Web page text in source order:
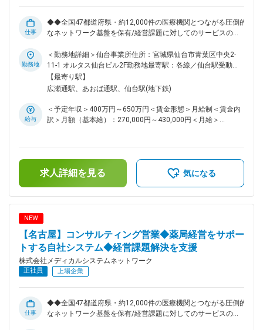
調剤薬局事業・賃貸設備関連事業・給食事業・訪問介護事業
支えるトータルサービス事業を展開しています。地域に根差し
た医療サービスの提供を目指し、医薬連携による細やかな医
国435店舗を展開、医薬品ネットワーク加盟件数は47都道府県
で合計8,912件（2023年8月末）を全国各地で事業を展開して
います。 変更の範囲：会社の定める業務
仕事
◆◆全国47都道府県・約12,000件の医療機関とつながる圧倒的
なネットワーク基盤を保有/経営課題に対してのサービスの提
「経営支援・コンサルティング型営業」へ昇華できるポジショ
ン ◆単なる物売りではなく、薬局・医療機関の経営課題に真正
面から向き合い、地域医療を支える実感を得られる仕事 ■業務
内容 医薬品を取り扱う薬局や医療機関に対し、当社の薬局経
医療機関の経営には、診療・調剤以外にも「医薬品価格交渉」
「支払い業務」「在庫管理」「不動品処理」など多くの負担が
イル 新規開拓もありますが、これまでの繋がりを活かした医
薬品卸会社や紹介会社からの紹介も多くなっています。新規サ
ービスをご案内するため、対面での営業が多くなっています。
（お客様希望でのオンライン商談も有り） 経営状況をヒアリ
培った知見がそのまま強みとして活かせます。商材ありきでは
は20名程のメンバーにて構成されています。社員の多くが中
途入社ということもあり、中途入社の方でもすぐに馴染むこと
ができる社風があります。家庭や育児に対する理解もあります
ので、お子様の行事や急なお迎えなども是非ご相談ください。
また、担当エリアはそれぞれ決まっており、エリアによっては
出張が伴う場合もございます。 ※例：名古屋拠点→東海・北陸
全国450店舗以上を展開する「なの花薬局」を中核に、医薬品
ネットワーク事業・調剤薬局事業を軸とした医療インフラ企業
勤務地
＜勤務地詳細＞仙台事業所住所：宮城県仙台市青葉区中央2-
11-1 オルタス仙台ビル2F勤務地最寄駅：各線／仙台駅受動喫
煙対策：屋内全面禁煙変更の範囲：会社の定める事業所（リモ
ートワーク含む）
【最寄り駅】
広瀬通駅、あおば通駅、仙台駅(地下鉄)
給与
＜予定年収＞400万円～650万円＜賃金形態＞月給制＜賃金内
訳＞月額（基本給）：270,000円～430,000円＜月給＞
くまでも目安の金額であり、選考を通じて上下する可能性があ
ります。月給(月額)は固定手当を含めた表記です。
求人詳細を見る 気になる
NEW
【名古屋】コンサルティング営業◆薬局経営をサポー
トする自社システム◆経営課題解決を支援
株式会社メディカルシステムネットワーク
正社員 上場企業
仕事
◆◆全国47都道府県・約12,000件の医療機関とつながる圧倒的
なネットワーク基盤を保有/経営課題に対してのサービスの提